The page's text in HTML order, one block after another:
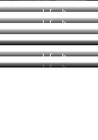
default
default
default
default